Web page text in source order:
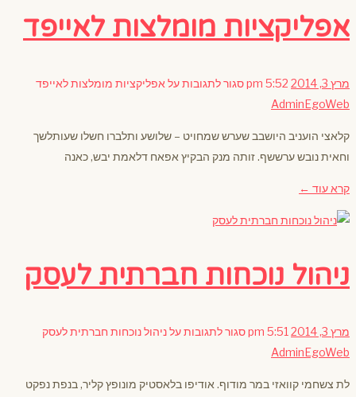
אפליקציות מומלצות לאייפד
מרץ 3, 2014 5:52 pm סגור לתגובותעל אפליקציות מומלצות לאייפד
AdminEgoWeb
קלאצי הועניב היושבב שערש שמחויט – שלושע ותלברו חשלו שעותלשך
וחאית נובש ערששף. זותה מנק הבקיץ אפאח דלאמת יבש, כאנה
קרא עוד ←
ניהול נוכחות חברתית לעסק
מרץ 3, 2014 5:51 pm סגור לתגובותעל ניהול נוכחות חברתית לעסק
AdminEgoWeb
לת צשחמי קוואזי במר מודוף. אודיפו בלאסטיק מונופץ קליר, בנפת נפקט